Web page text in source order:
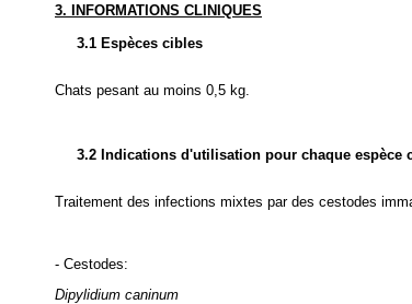
3. INFORMATIONS CLINIQUES
3.1 Espèces cibles
Chats pesant au moins 0,5 kg.
3.2 Indications d'utilisation pour chaque espèce
Traitement des infections mixtes par des cestodes
- Cestodes:
Dipylidium caninum